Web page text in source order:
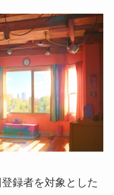
録者を対象とした